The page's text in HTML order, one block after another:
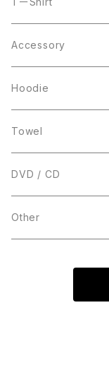
Accessory
Hoodie
Towel
DVD / CD
Other